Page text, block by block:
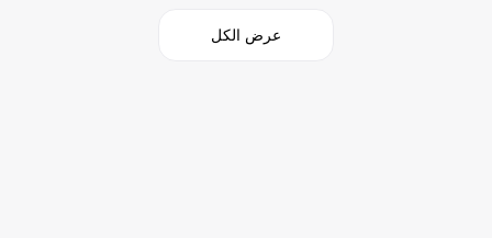
عرض الكل